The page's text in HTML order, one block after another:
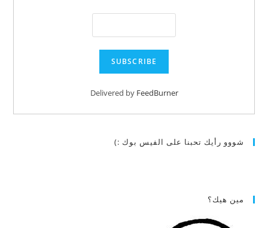
Delivered by FeedBurner
شووو رأيك تحبنا على الفيس بوك :)
مين هيك؟